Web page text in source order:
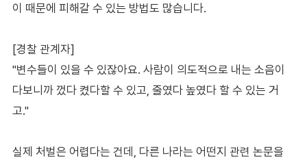
이 때문에 피해갈 수 있는 방법도 많습니다.
[경찰 관계자]
"변수들이 있을 수 있잖아요. 사람이 의도적으로 내는 소음이
다보니까 껐다 켰다할 수 있고, 줄였다 높였다 할 수 있는 거
고."
실제 처벌은 어렵다는 건데, 다른 나라는 어떤지 관련 논문을